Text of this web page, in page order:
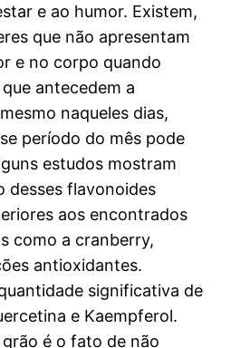
e ao humor. Existem,
que não apresentam
e no corpo quando
antecedem a
naqueles dias,
período do mês pode
estudos mostram
desses flavonoides
aos encontrados
como a cranberry,
antioxidantes.
significativa de
e Kaempferol.
é o fato de não